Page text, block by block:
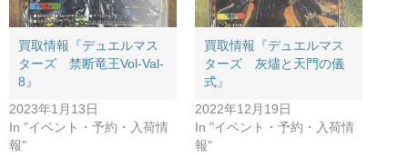
買取情報『デュエルマス
ターズ 禁断竜王Vol-Val-
8』
2023年1月13日
In "イベント・予約・入荷情
報"
買取情報『デュエルマス
ターズ 灰燼と天門の儀
式』
2022年12月19日
In "イベント・予約・入荷情
報"